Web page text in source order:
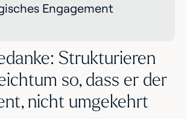
Engagement
Strukturieren
so, dass er der
nicht umgekehrt